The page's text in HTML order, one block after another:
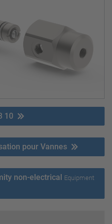
10
pour Vannes
non-electrical Equipment